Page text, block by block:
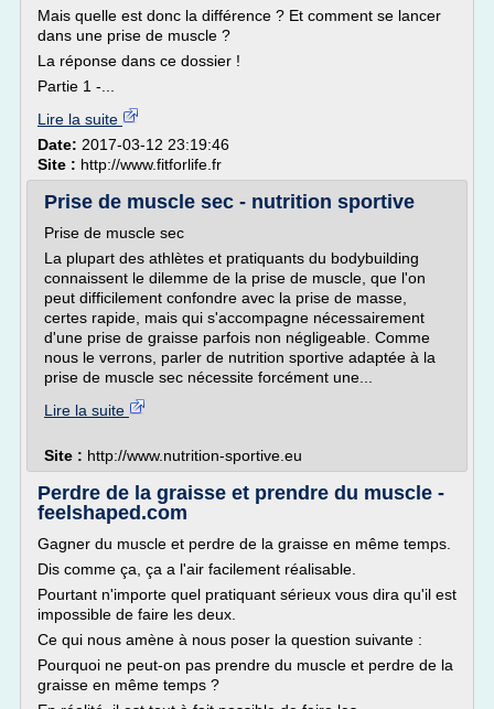
Mais quelle est donc la différence ? Et comment se lancer
dans une prise de muscle ?
La réponse dans ce dossier !
Partie 1 -...
Lire la suite
Date: 2017-03-12 23:19:46
Site : http://www.fitforlife.fr
Prise de muscle sec - nutrition sportive
Prise de muscle sec
La plupart des athlètes et pratiquants du bodybuilding
connaissent le dilemme de la prise de muscle, que l'on
peut difficilement confondre avec la prise de masse,
certes rapide, mais qui s'accompagne nécessairement
d'une prise de graisse parfois non négligeable. Comme
nous le verrons, parler de nutrition sportive adaptée à la
prise de muscle sec nécessite forcément une...
Lire la suite
Site : http://www.nutrition-sportive.eu
Perdre de la graisse et prendre du muscle -
feelshaped.com
Gagner du muscle et perdre de la graisse en même temps.
Dis comme ça, ça a l'air facilement réalisable.
Pourtant n'importe quel pratiquant sérieux vous dira qu'il est
impossible de faire les deux.
Ce qui nous amène à nous poser la question suivante :
Pourquoi ne peut-on pas prendre du muscle et perdre de la
graisse en même temps ?